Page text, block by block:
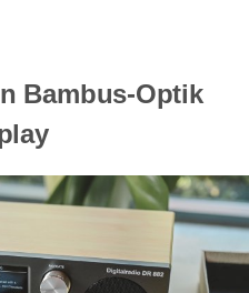
Bambus-Optik